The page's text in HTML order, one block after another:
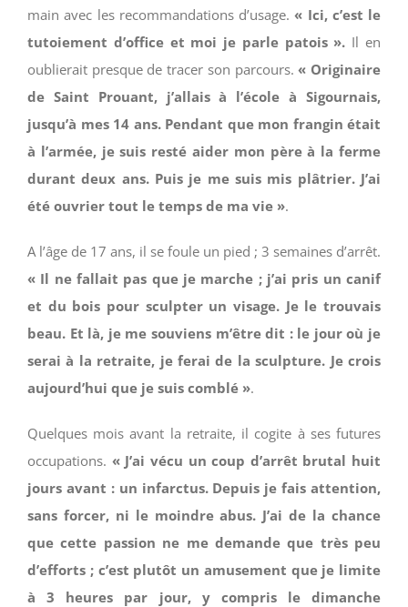
main avec les recommandations d’usage.« Ici, c’est le
tutoiement d’office et moi je parle patois ». Il en
oublierait presque de tracer son parcours.« Originaire
de Saint Prouant, j’allais à l’école à Sigournais,
jusqu’à mes 14 ans. Pendant que mon frangin était
à l’armée, je suis resté aider mon père à la ferme
durant deux ans. Puis je me suis mis plâtrier. J’ai
été ouvrier tout le temps de ma vie ».
A l’âge de 17 ans, il se foule un pied ; 3 semaines d’arrêt.
« Il ne fallait pas que je marche ; j’ai pris un canif
et du bois pour sculpter un visage. Je le trouvais
beau. Et là, je me souviens m’être dit : le jour où je
serai à la retraite, je ferai de la sculpture. Je crois
aujourd’hui que je suis comblé ».
Quelques mois avant la retraite, il cogite à ses futures
occupations. « J’ai vécu un coup d’arrêt brutal huit
jours avant : un infarctus. Depuis je fais attention,
sans forcer, ni le moindre abus. J’ai de la chance
que cette passion ne me demande que très peu
d’efforts ; c’est plutôt un amusement que je limite
à 3 heures par jour, y compris le dimanche